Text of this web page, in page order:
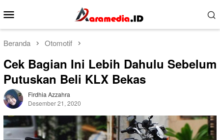
ke
kontenMobile
Beranda Otomotif
Cek Bagian Ini Lebih Dahulu Sebelum
Putuskan Beli KLX Bekas
Firdhia Azzahra
Desember 21, 2020